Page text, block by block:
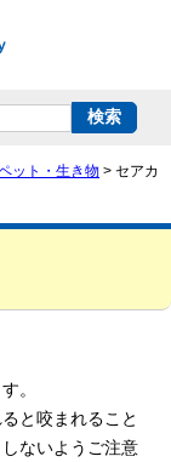
ット・生き物 > セアカ
。
と咬まれること
ないようご注意